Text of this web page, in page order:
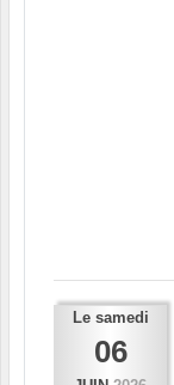
Le samedi
06